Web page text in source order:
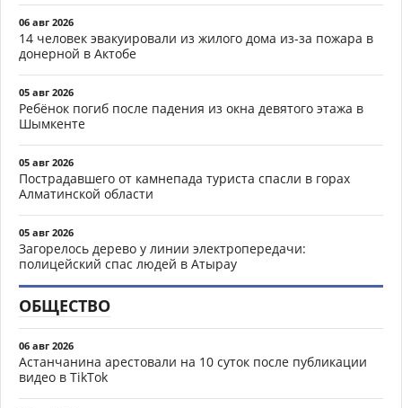
06 авг 2026
14 человек эвакуировали из жилого дома из-за пожара в
донерной в Актобе
05 авг 2026
Ребёнок погиб после падения из окна девятого этажа в
Шымкенте
05 авг 2026
Пострадавшего от камнепада туриста спасли в горах
Алматинской области
05 авг 2026
Загорелось дерево у линии электропередачи:
полицейский спас людей в Атырау
ОБЩЕСТВО
06 авг 2026
Астанчанина арестовали на 10 суток после публикации
видео в TikTok